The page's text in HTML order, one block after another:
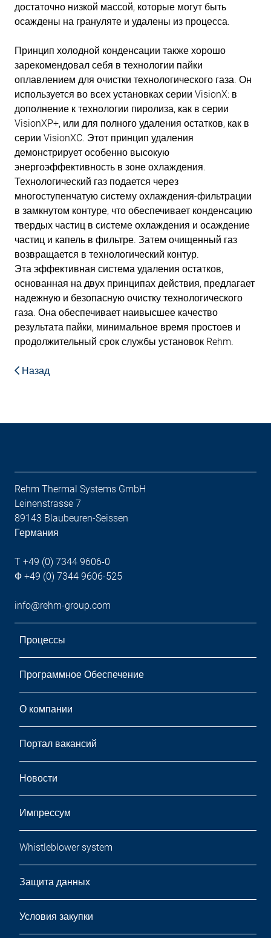
достаточно низкой массой, которые могут быть
осаждены на грануляте и удалены из процесса.
Принцип холодной конденсации также хорошо
зарекомендовал себя в технологии пайки
оплавлением для очистки технологического газа. Он
используется во всех установках серии VisionX: в
дополнение к технологии пиролиза, как в серии
VisionXP+, или для полного удаления остатков, как в
серии VisionXC. Этот принцип удаления
демонстрирует особенно высокую
энергоэффективность в зоне охлаждения.
Технологический газ подается через
многоступенчатую систему охлаждения-фильтрации
в замкнутом контуре, что обеспечивает конденсацию
твердых частиц в системе охлаждения и осаждение
частиц и капель в фильтре. Затем очищенный газ
возвращается в технологический контур.
Эта эффективная система удаления остатков,
основанная на двух принципах действия, предлагает
надежную и безопасную очистку технологического
газа. Она обеспечивает наивысшее качество
результата пайки, минимальное время простоев и
продолжительный срок службы установок Rehm.
Назад
Rehm Thermal Systems GmbH
Leinenstrasse 7
89143 Blaubeuren-Seissen
Германия
T +49 (0) 7344 9606-0
Ф +49 (0) 7344 9606-525
info@rehm-group.com
Процессы
Программное Обеспечение
О компании
Портал вакансий
Новости
Импрессум
Whistleblower system
Защита данных
Условия закупки